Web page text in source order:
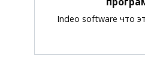
Indeo software что